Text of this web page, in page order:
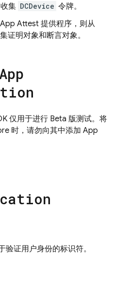
收集 DCDevice 令牌。
Attest 提供程序，则从
证明对象和断言对象。
仅用于进行 Beta 版测试。将
时，请勿向其中添加 App
验证用户身份的标识符。